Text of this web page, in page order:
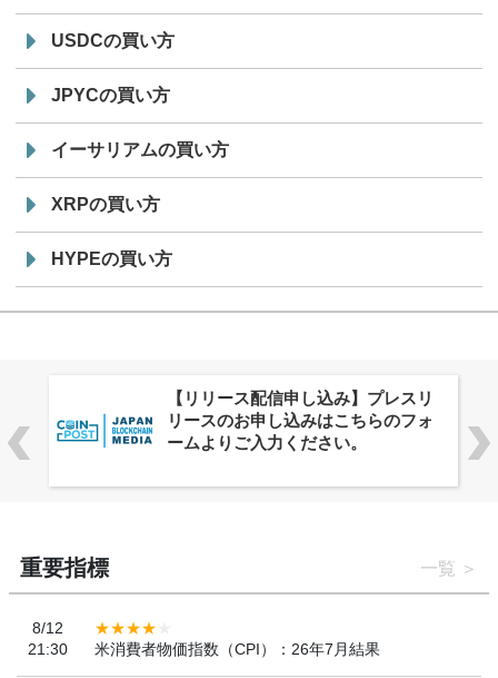
USDCの買い方
JPYCの買い方
イーサリアムの買い方
XRPの買い方
HYPEの買い方
株式会社PlnX、アジア最大級のグロ
ーバルWeb3カンファレンス
「WebX2026」とのコラボレーショ
重要指標 一覧
8/12
21:30
米消費者物価指数（CPI）：26年7月結果